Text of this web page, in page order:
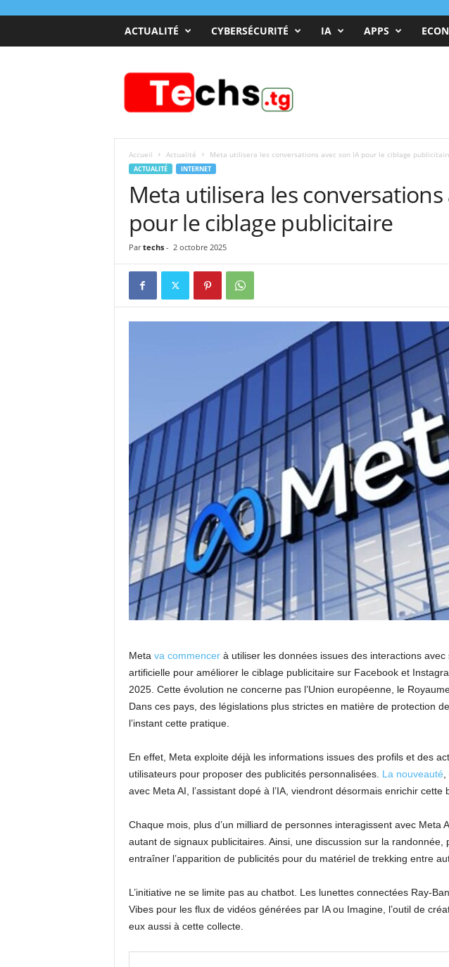
ACTUALITÉ CYBERSÉCURITÉ IA APPS
Accueil Actualité Meta utilisera les conversations avec son IA pour le ciblage
ACTUALITÉ INTERNET
Meta utilisera les conversations
pour le ciblage publicitaire
Par techs- 2 octobre 2025
Meta va commencer à utiliser les données issues des interactions avec
artificielle pour améliorer le ciblage publicitaire sur Facebook et
2025. Cette évolution ne concerne pas l’Union européenne, le
Dans ces pays, des législations plus strictes en matière de protection
l’instant cette pratique.
En effet, Meta exploite déjà les informations issues des profils et des
utilisateurs pour proposer des publicités personnalisées. La nouveauté
avec Meta AI, l’assistant dopé à l’IA, viendront désormais enrichir cette
Chaque mois, plus d’un milliard de personnes interagissent avec Meta
autant de signaux publicitaires. Ainsi, une discussion sur la randonnée,
entraîner l’apparition de publicités pour du matériel de trekking entre
L’initiative ne se limite pas au chatbot. Les lunettes connectées Ray-
Vibes pour les flux de vidéos générées par IA ou Imagine, l’outil de
eux aussi à cette collecte.